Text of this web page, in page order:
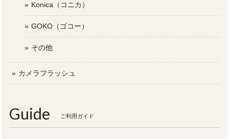
Konica（コニカ）
GOKO（ゴコー）
その他
カメラフラッシュ
Guide ご利用ガイド